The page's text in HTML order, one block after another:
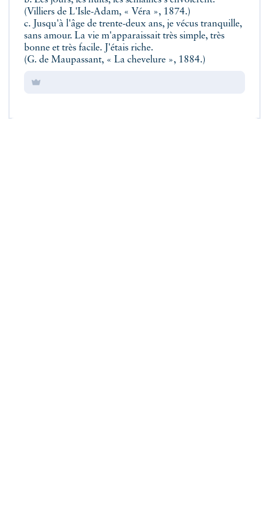
(Villiers de L'Isle-Adam, « Véra », 1874.)
c. Jusqu'à l'âge de trente-deux ans, je vécus tranquille,
sans amour. La vie m'apparaissait très simple, très
bonne et très facile. J'étais riche.
(G. de Maupassant, « La chevelure », 1884.)